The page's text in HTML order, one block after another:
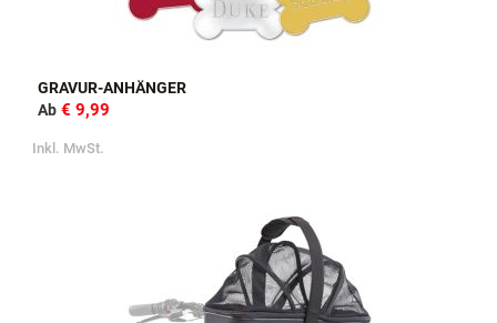
GRAVUR-ANHÄNGER
Ab € 9,99
Inkl. MwSt.